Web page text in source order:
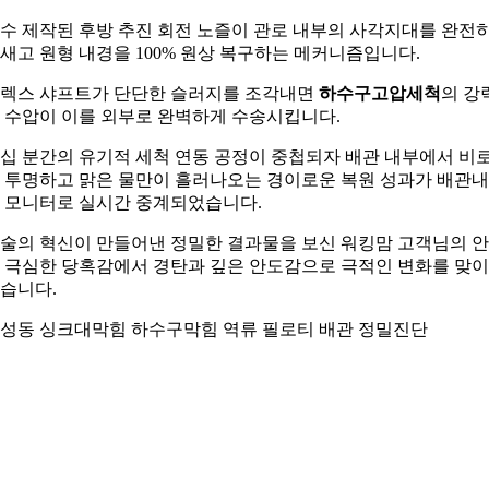
제작된 후방 추진 회전 노즐이 관로 내부의 사각지대를 완전
고 원형 내경을 100% 원상 복구하는 메커니즘입니다.
스 샤프트가 단단한 슬러지를 조각내면 하수구고압세척 의 강
수압이 이를 외부로 완벽하게 수송시킵니다.
분간의 유기적 세척 연동 공정이 중첩되자 배관 내부에서 비
투명하고 맑은 물만이 흘러나오는 경이로운 복원 성과가 배관
모니터로 실시간 중계되었습니다.
의 혁신이 만들어낸 정밀한 결과물을 보신 워킹맘 고객님의
극심한 당혹감에서 경탄과 깊은 안도감으로 극적인 변화를 맞
니다.
동 싱크대막힘 하수구막힘 역류 필로티 배관 정밀진단